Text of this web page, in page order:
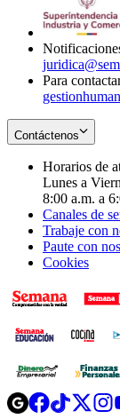
Para
Contáctenos
Horarios de
Lunes a
8:00 a.m. a
Canales de
Trabaje con
Paute con
Cookies
Opens
in
Opens
in
in